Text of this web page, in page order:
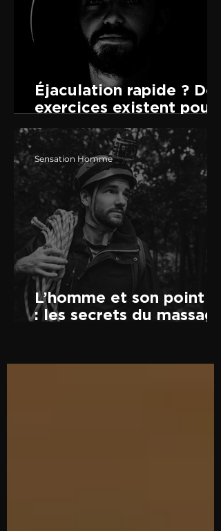
Éjaculation rapide ? Des
exercices existent pour
tenir plus longtemps au
lit.
L’homme et son point P
: les secrets du massage
Sensation Homme